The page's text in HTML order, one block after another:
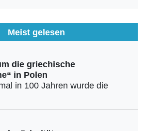
Meist gelesen
die griechische
in Polen
in 100 Jahren wurde die